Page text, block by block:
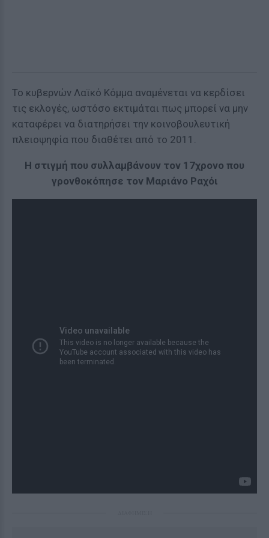
Το κυβερνών Λαϊκό Κόμμα αναμένεται να κερδίσει
τις εκλογές, ωστόσο εκτιμάται πως μπορεί να μην
καταφέρει να διατηρήσει την κοινοβουλευτική
πλειοψηφία που διαθέτει από το 2011.
Η στιγμή που συλλαμβάνουν τον 17χρονο που
γρονθοκόπησε τον Μαριάνο Ραχόι